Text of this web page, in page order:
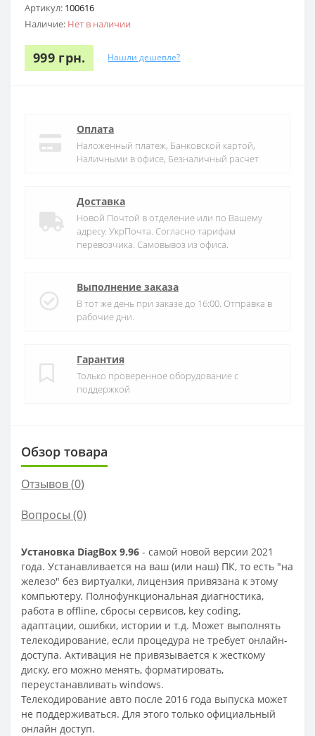
Артикул: 100616
Наличие: Нет в наличии
999 грн. Нашли дешевле?
Оплата
Наложенный платеж, Банковской картой,
Наличными в офисе, Безналичный расчет
Доставка
Новой Почтой в отделение или по Вашему
адресу. УкрПочта. Согласно тарифам
перевозчика. Самовывоз из офиса.
Выполнение заказа
В тот же день при заказе до 16:00. Отправка в
рабочие дни.
Гарантия
Только проверенное оборудование с
поддержкой
Обзор товара
Отзывов (0)
Вопросы (0)
Установка DiagBox 9.96 - самой новой версии 2021
года. Устанавливается на ваш (или наш) ПК, то есть "на
железо" без виртуалки, лицензия привязана к этому
компьютеру. Полнофункциональная диагностика,
работа в offline, сбросы сервисов, key coding,
адаптации, ошибки, истории и т.д. Может выполнять
телекодирование, если процедура не требует онлайн-
доступа. Активация не привязывается к жесткому
диску, его можно менять, форматировать,
переустанавливать windows.
Телекодирование авто после 2016 года выпуска может
не поддерживаться. Для этого только официальный
онлайн доступ.